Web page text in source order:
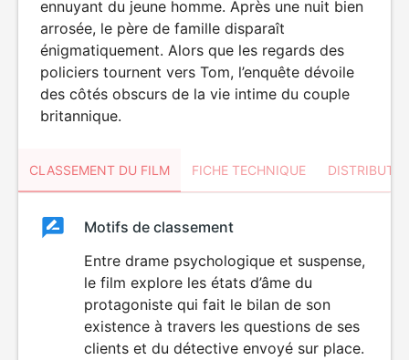
ennuyant du jeune homme. Après une nuit bien
arrosée, le père de famille disparaît
énigmatiquement. Alors que les regards des
policiers tournent vers Tom, l’enquête dévoile
des côtés obscurs de la vie intime du couple
britannique.
CLASSEMENT DU FILM FICHE TECHNIQUE
ClassementClassement
DÉCONSEILLÉ
AUX JEUNES
ENFANTS
Motifs de classement
Entre drame psychologique et suspense,
le film explore les états d’âme du
protagoniste qui fait le bilan de son
existence à travers les questions de ses
clients et du détective envoyé sur place.